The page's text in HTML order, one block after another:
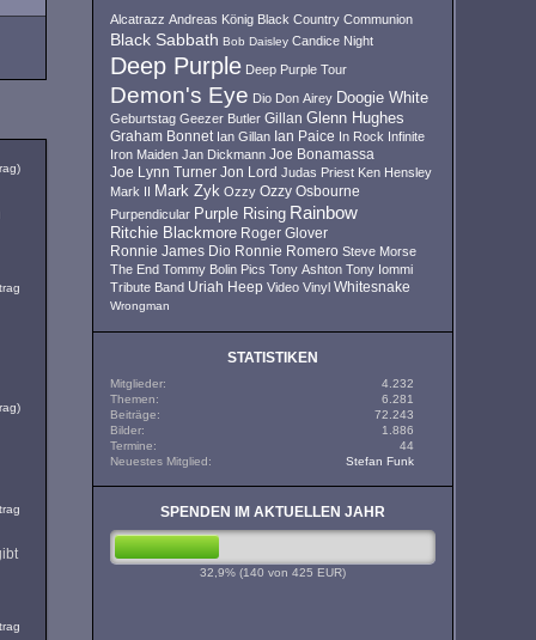
Alcatrazz Andreas König Black Country Communion
Black Sabbath Bob Daisley Candice Night
Deep Purple Deep Purple Tour
Demon's Eye Dio Don Airey Doogie White
Geburtstag Geezer Butler Gillan Glenn Hughes
Graham Bonnet Ian Gillan Ian Paice In Rock Infinite
Iron Maiden Jan Dickmann Joe Bonamassa
Joe Lynn Turner Jon Lord Judas Priest Ken Hensley
Mark II Mark Zyk Ozzy Ozzy Osbourne
Purpendicular Purple Rising Rainbow
Ritchie Blackmore Roger Glover
Ronnie James Dio Ronnie Romero Steve Morse
The End Tommy Bolin Pics Tony Ashton Tony Iommi
Tribute Band Uriah Heep Video Vinyl Whitesnake
Wrongman
STATISTIKEN
Mitglieder
4.232
Themen
6.281
Beiträge
72.243
Bilder
1.886
Termine
44
Neuestes Mitglied
Stefan Funk
SPENDEN IM AKTUELLEN JAHR
32.9%
32,9% (140 von 425 EUR)